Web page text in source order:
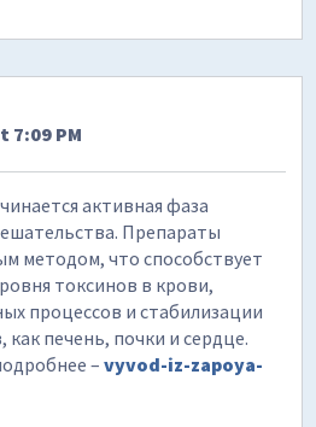
7:09 PM
активная фаза
Препараты
методом, что способствует
токсинов в крови,
процессов и стабилизации
печень, почки и сердце.
–vyvod-iz-zapoya-